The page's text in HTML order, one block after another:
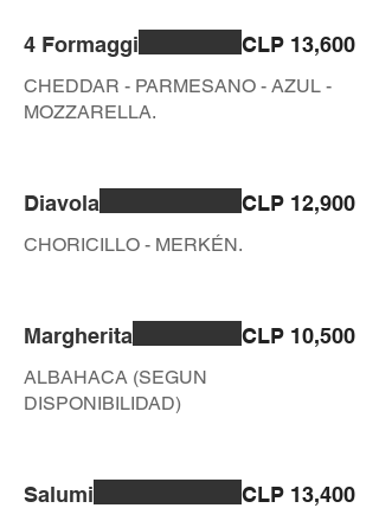
4 Formaggi
CHEDDAR - PARMESANO - AZUL -
MOZZARELLA.
CLP 13,600
Diavola
CHORICILLO - MERKÉN.
CLP 12,900
Margherita
ALBAHACA (SEGUN
DISPONIBILIDAD)
CLP 10,500
Salumi CLP 13,400